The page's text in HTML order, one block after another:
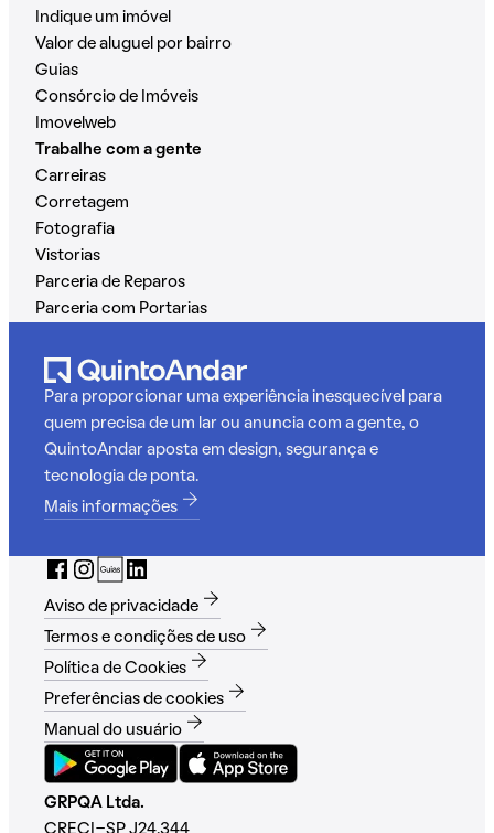
Indique um imóvel
Valor de aluguel por bairro
Guias
Consórcio de Imóveis
Imovelweb
Trabalhe com a gente
Carreiras
Corretagem
Fotografia
Vistorias
Parceria de Reparos
Parceria com Portarias
Para proporcionar uma experiência inesquecível para
quem precisa de um lar ou anuncia com a gente, o
QuintoAndar aposta em design, segurança e
tecnologia de ponta.
Mais informações
Aviso de privacidade
Termos e condições de uso
Política de Cookies
Preferências de cookies
Manual do usuário
GRPQA Ltda.